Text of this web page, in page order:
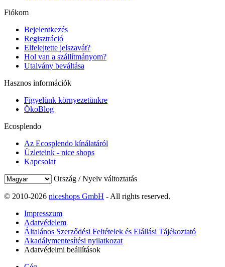
Fiókom
Bejelentkezés
Regisztráció
Elfelejtette jelszavát?
Hol van a szállítmányom?
Utalvány beváltása
Hasznos információk
Figyelünk környezetünkre
ÖkoBlog
Ecosplendo
Az Ecosplendo kínálatáról
Üzleteink - nice shops
Kapcsolat
Ország / Nyelv változtatás
© 2010-2026 niceshops GmbH - All rights reserved.
Impresszum
Adatvédelem
Általános Szerződési Feltételek és Elállási Tájékoztató
Akadálymentesítési nyilatkozat
Adatvédelmi beállítások